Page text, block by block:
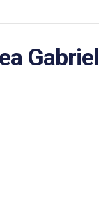
Gabriel